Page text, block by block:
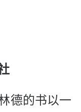
德的书以一